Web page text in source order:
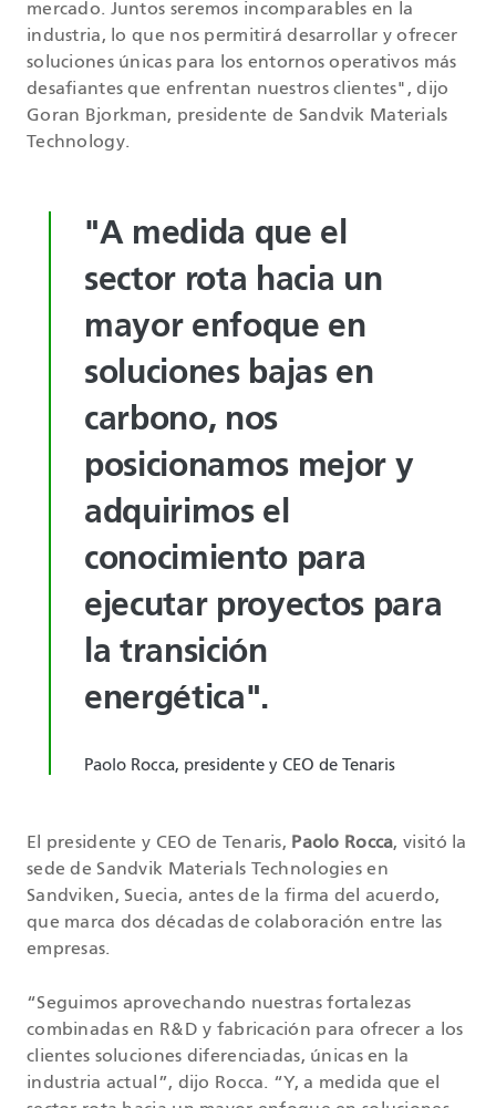
mercado. Juntos seremos incomparables en la
industria, lo que nos permitirá desarrollar y ofrecer
soluciones únicas para los entornos operativos más
desafiantes que enfrentan nuestros clientes", dijo
Goran Bjorkman, presidente de Sandvik Materials
Technology.
"A medida que el
sector rota hacia un
mayor enfoque en
soluciones bajas en
carbono, nos
posicionamos mejor y
adquirimos el
conocimiento para
ejecutar proyectos para
la transición
energética".
Paolo Rocca, presidente y CEO de Tenaris
El presidente y CEO de Tenaris, Paolo Rocca, visitó la
sede de Sandvik Materials Technologies en
Sandviken, Suecia, antes de la firma del acuerdo,
que marca dos décadas de colaboración entre las
empresas.
“Seguimos aprovechando nuestras fortalezas
combinadas en R&D y fabricación para ofrecer a los
clientes soluciones diferenciadas, únicas en la
industria actual”, dijo Rocca. “Y, a medida que el